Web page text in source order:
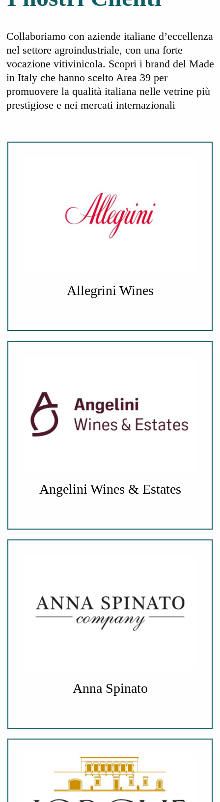
Collaboriamo con aziende italiane d’eccellenza
nel settore agroindustriale, con una forte
vocazione vitivinicola. Scopri i brand del Made
in Italy che hanno scelto Area 39 per
promuovere la qualità italiana nelle vetrine più
prestigiose e nei mercati internazionali
Allegrini Wines
Angelini Wines & Estates
Anna Spinato